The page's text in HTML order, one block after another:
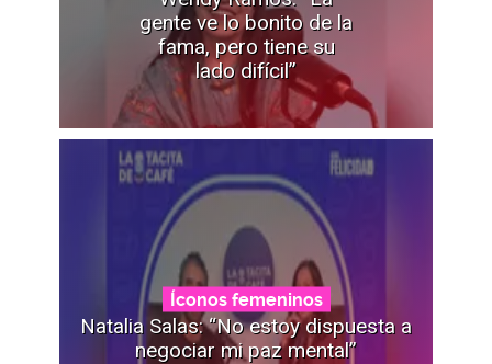
gente ve lo bonito de la
fama, pero tiene su
lado difícil”
Íconos femeninos
Natalia Salas: “No estoy dispuesta a
negociar mi paz mental”